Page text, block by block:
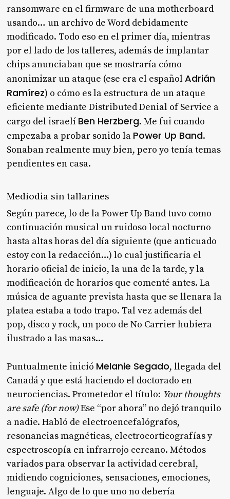
ransomware en el firmware de una motherboard
usando… un archivo de Word debidamente
modificado. Todo eso en el primer día, mientras
por el lado de los talleres, además de implantar
chips anunciaban que se mostraría cómo
anonimizar un ataque (ese era el españolAdrián
Ramírez) o cómo es la estructura de un ataque
eficiente mediante Distributed Denial of Service a
cargo del israelí Ben Herzberg. Me fui cuando
empezaba a probar sonido la Power Up Band.
Sonaban realmente muy bien, pero yo tenía temas
pendientes en casa.
Mediodía sin tallarines
Según parece, lo de la Power Up Band tuvo como
continuación musical un ruidoso local nocturno
hasta altas horas del día siguiente (que anticuado
estoy con la redacción…) lo cual justificaría el
horario oficial de inicio, la una de la tarde, y la
modificación de horarios que comenté antes. La
música de aguante prevista hasta que se llenara la
platea estaba a todo trapo. Tal vez además del
pop, disco y rock, un poco de No Carrier hubiera
ilustrado a las masas…
Puntualmente inició Melanie Segado, llegada del
Canadá y que está haciendo el doctorado en
neurociencias. Prometedor el título: Your thoughts
are safe (for now)Ese “por ahora” no dejó tranquilo
a nadie. Habló de electroencefalógrafos,
resonancias magnéticas, electrocorticografías y
espectroscopía en infrarrojo cercano. Métodos
variados para observar la actividad cerebral,
midiendo cogniciones, sensaciones, emociones,
lenguaje. Algo de lo que uno no debería